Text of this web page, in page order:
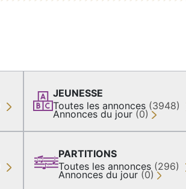
JEUNESSE
Toutes les annonces (3948)
Annonces du jour (0)
PARTITIONS
Toutes les annonces (296)
Annonces du jour (0)